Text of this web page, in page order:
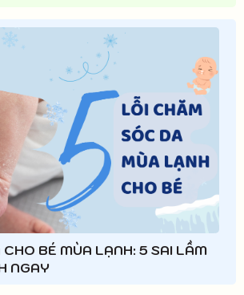
BÉ MÙA LẠNH: 5 SAI LẦM
NGAY